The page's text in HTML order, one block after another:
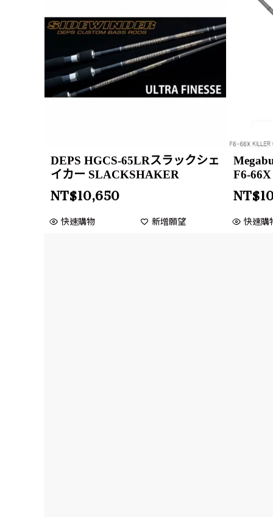
DEPS HGCS-65LRスラックシェ
イカー SLACKSHAKER
NT$10,650
快速購物 新增願望
F6-66X
NT$
快速購